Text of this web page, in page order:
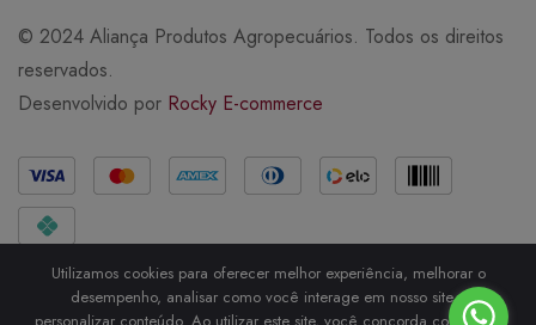
© 2024 Aliança Produtos Agropecuários. Todos os direitos
reservados.
Desenvolvido por Rocky E-commerce
Métodos de Pagamento
Utilizamos cookies para oferecer melhor experiência, melhorar o
desempenho, analisar como você interage em nosso site e